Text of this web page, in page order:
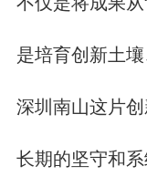
是培育创新土
深圳南山这片
长期的坚守和